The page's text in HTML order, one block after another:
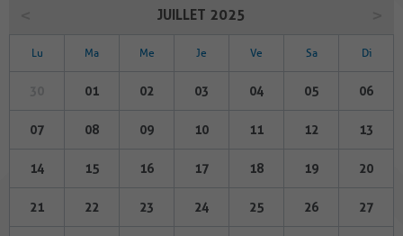
JUILLET 2025
Lu Ma Me Je Ve Sa Di
01 02 03 04 05 06
07 08 09 10 11 12 13
14 15 16 17 18 19 20
21 22 23 24 25 26 27